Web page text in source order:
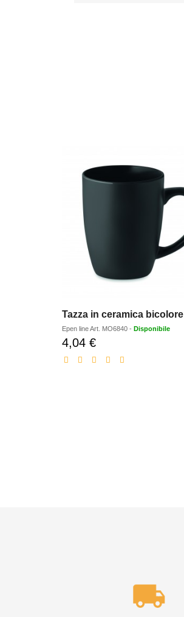
Tazza in ceramica bicolore
Epen lineArt. MO6840 - Disponibile
4,04 €Prezzo